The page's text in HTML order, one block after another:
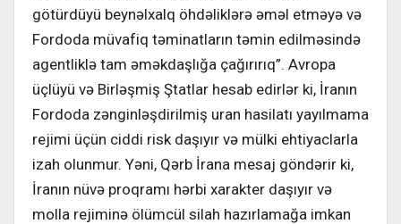
götürdüyü beynəlxalq öhdəliklərə əməl etməyə və
Fordoda müvafiq təminatların təmin edilməsində
agentliklə tam əməkdaşlığa çağırırıq”. Avropa
üçlüyü və Birləşmiş Ştatlar hesab edirlər ki, İranın
Fordoda zənginləşdirilmiş uran hasilatı yayılmama
rejimi üçün ciddi risk daşıyır və mülki ehtiyaclarla
izah olunmur. Yəni, Qərb İrana mesaj göndərir ki,
İranın nüvə proqramı hərbi xarakter daşıyır və
molla rejiminə ölümcül silah hazırlamağa imkan